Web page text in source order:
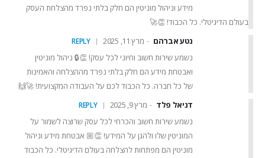
מידע וניהול מוניטין הם חלק בלתי נפרד מהצלחת העסק
בעולם הדיגיטלי. כל הכבוד! 👏🚀
נטע אברהם
מרץ 11, 2025 REPLY
נשמע שירות חשוב וחיוני לכל עסק! 👏🔒 ניהול מוניטין
ואבטחת מידע הם חלק בלתי נפרד מההצלחה והאמינות
של כל חברה. כל הכבוד לכם על העבודה המקצועית! 🚀🙌
דניאל פלד
מרץ 9, 2025 REPLY
נשמע שירות חשוב והכרחי לכל עסק שרוצה לשמור על
המוניטין שלו ולהגן על המידע! 👏🏼 אבטחת מידע וניהול
מוניטין הם מפתחות להצלחה בעולם הדיגיטלי. כל הכבוד